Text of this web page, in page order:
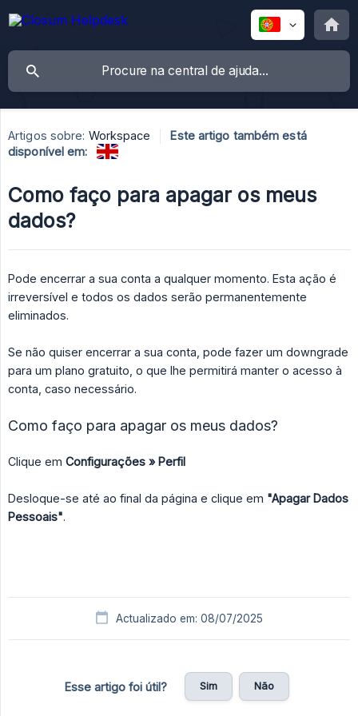
Artigos sobre: Workspace
Este artigo também está
disponível em:
Como faço para apagar os meus
dados?
Pode encerrar a sua conta a qualquer momento. Esta ação é
irreversível e todos os dados serão permanentemente
eliminados.
Se não quiser encerrar a sua conta, pode fazer um downgrade
para um plano gratuito, o que lhe permitirá manter o acesso à
conta, caso necessário.
Como faço para apagar os meus dados?
Clique em Configurações » Perfil
Desloque-se até ao final da página e clique em "Apagar Dados
Pessoais".
Actualizado em: 08/07/2025
Esse artigo foi útil? Sim Não